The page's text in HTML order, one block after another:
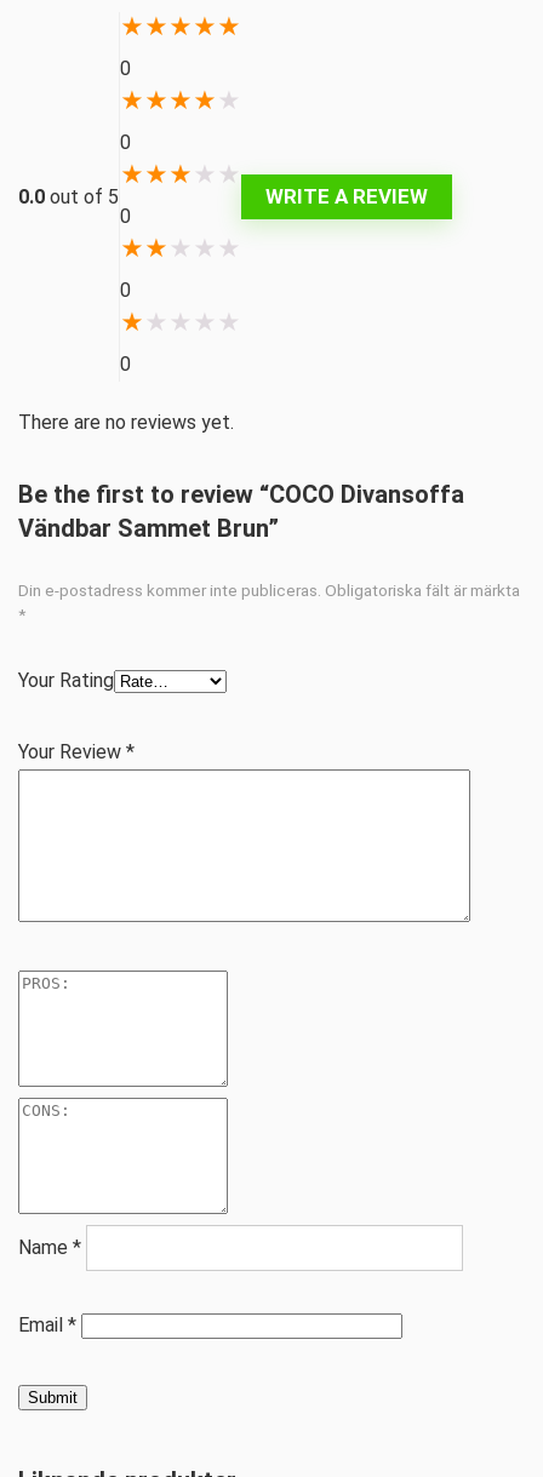
0.0 out of 5
★★★★★
0
★★★★ ★
0
★★★ ★ ★
0
★★ ★ ★ ★
0
★ ★ ★ ★ ★
0
WRITE A REVIEW
There are no reviews yet.
Be the first to review “COCO Divansoffa
Vändbar Sammet Brun”
Din e-postadress kommer inte publiceras. Obligatoriska fält är märkta
*
Your Rating
Your Review *
Name *
Email *